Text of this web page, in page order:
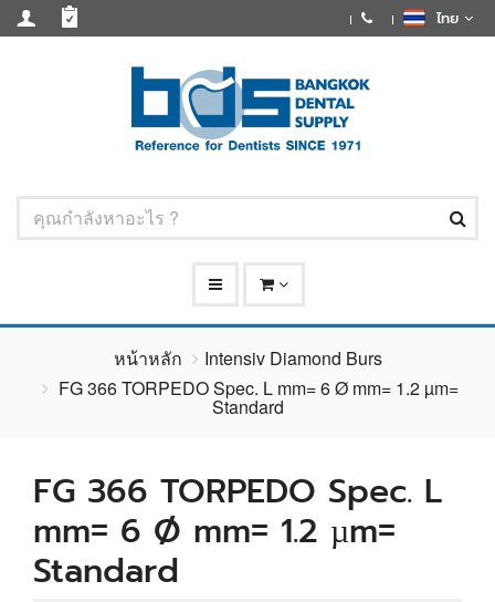
ไทย
หน้าหลัก
Intensiv Diamond Burs
FG 366 TORPEDO Spec. L mm= 6 Ø mm= 1.2 µm=
Standard
FG 366 TORPEDO Spec. L
mm= 6 Ø mm= 1.2 µm=
Standard